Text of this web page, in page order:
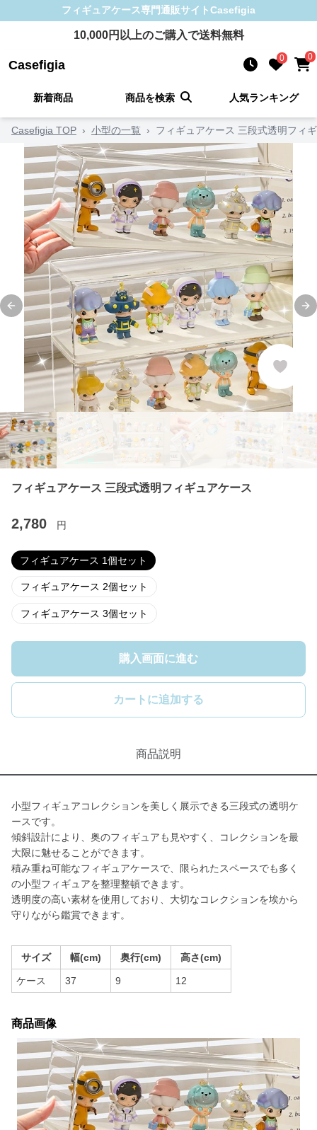
フィギュアケース専門通販サイトCasefigia
10,000円以上のご購入で送料無料
Casefigia 0 0
新着商品 商品を検索 人気ランキング
Casefigia TOP › 小型の一覧 › フィギュアケース 三段式透明フィ
Previous slide
フィギュアケース 三段式透明フィギュアケース
2,780 円
フィギュアケース 1個セット
フィギュアケース 2個セット
フィギュアケース 3個セット
購入画面に進む
カートに追加する
商品説明
小型フィギュアコレクションを美しく展示できる三段式の透明ケ
ースです。
傾斜設計により、奥のフィギュアも見やすく、コレクションを最
大限に魅せることができます。
積み重ね可能なフィギュアケースで、限られたスペースでも多く
の小型フィギュアを整理整頓できます。
透明度の高い素材を使用しており、大切なコレクションを埃から
守りながら鑑賞できます。
サイズ 幅(cm) 奥行(cm) 高さ(cm)
ケース 37 9 12
商品画像